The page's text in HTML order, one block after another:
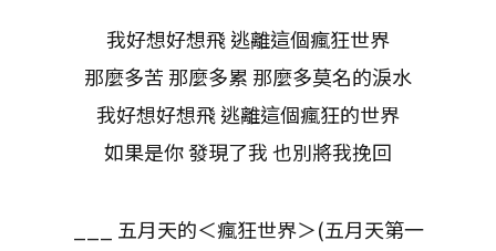
我好想好想飛 逃離這個瘋狂世界
那麼多苦 那麼多累 那麼多莫名的淚水
我好想好想飛 逃離這個瘋狂的世界
如果是你 發現了我 也別將我挽回
___ 五月天的＜瘋狂世界＞(五月天第一